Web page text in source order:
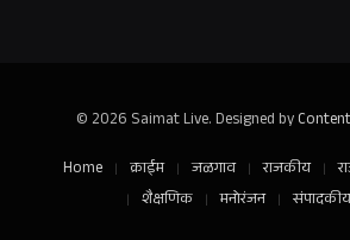
© 2026 Saimat Live. Designed by
Home
क्राईम जळगाव राजकीय
शैक्षणिक
मनोरंजन संपादकीय